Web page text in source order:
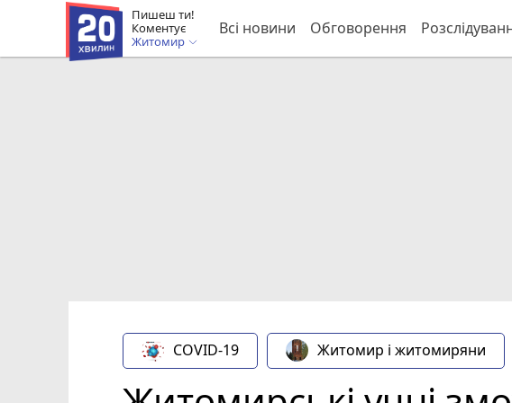
Пишеш ти!
Коментує
Житомир
Всі новини Обговорення
COVID-19 Житомир і житомиряни